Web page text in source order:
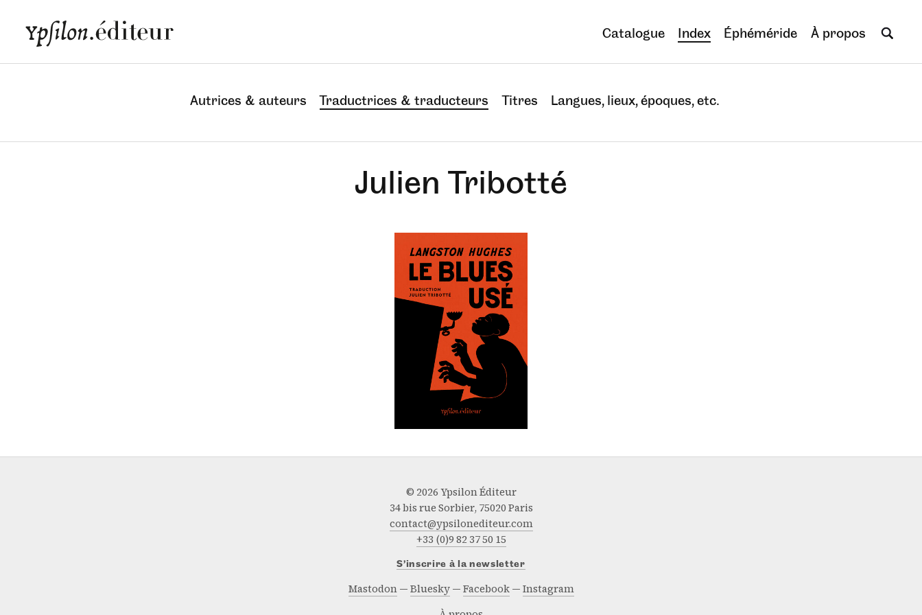
Catalogue Index Éphéméride À propos
Autrices & auteurs Traductrices & traducteurs Titres Langues, lieux, époques, etc.
Julien Tribotté
© 2026 Ypsilon Éditeur
34 bis rue Sorbier, 75020 Paris
contact@ypsilonediteur.com
+33 (0)9 82 37 50 15
S’inscrire à la newsletter
Mastodon Bluesky Facebook
Instagram